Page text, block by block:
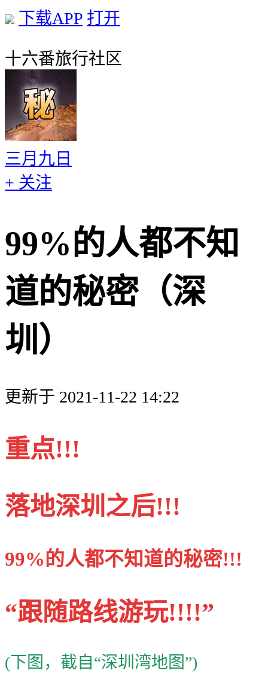
下载APP 打开
十六番旅行社区
三月九日
+ 关注
99%的人都不知
道的秘密（深
圳）
更新于 2021-11-22 14:22
重点!!!
落地深圳之后!!!
99%的人都不知道的秘密!!!
“跟随路线游玩!!!!”
(下图，截自“深圳湾地图”)